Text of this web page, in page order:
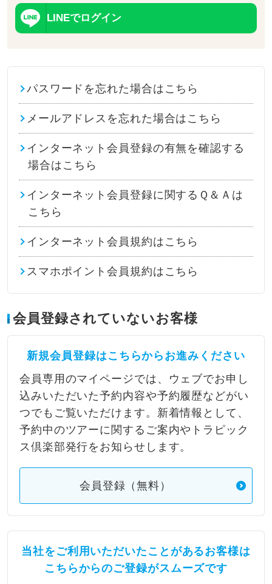
LINEでログイン
パスワードを忘れた場合はこちら
メールアドレスを忘れた場合はこちら
インターネット会員登録の有無を確認する
場合はこちら
インターネット会員登録に関するＱ＆Ａは
こちら
インターネット会員規約はこちら
スマホポイント会員規約はこちら
会員登録されていないお客様
新規会員登録はこちらからお進みください
会員専用のマイページでは、ウェブでお申し
込みいただいた予約内容や予約履歴などがい
つでもご覧いただけます。新着情報として、
予約中のツアーに関するご案内やトラピック
ス倶楽部発行をお知らせします。
会員登録（無料）
当社をご利用いただいたことがあるお客様は
こちらからのご登録がスムーズです